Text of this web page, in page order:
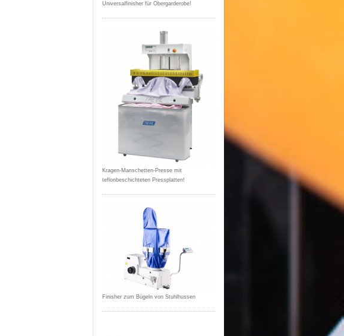
Universalfinisher für Obergarderobe!
Kragen-Manschetten-Presse mit
teflonbeschichteten Pressplatten!
Finisher zum Bügeln von Stuhlhussen